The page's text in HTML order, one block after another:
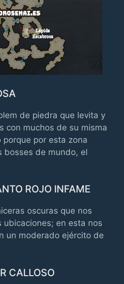
de piedra que levita y
con muchos de su misma
por esta zona
bosses de mundo, el
ROJO INFAME
oscuras que nos
ubicaciones; en esta nos
un moderado ejército de
CALLOSO